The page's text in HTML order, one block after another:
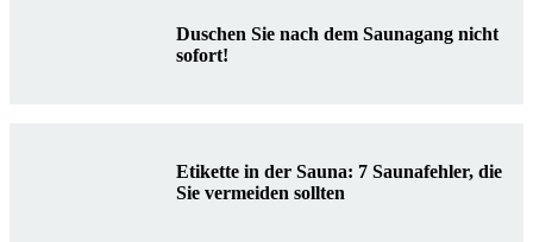
Duschen Sie nach dem Saunagang nicht
sofort!
Etikette in der Sauna: 7 Saunafehler, die
Sie vermeiden sollten